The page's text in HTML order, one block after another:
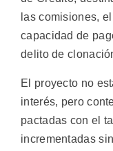
las comisiones,
capacidad de
delito de
El proyecto no
interés, pero
pactadas con el
incrementadas